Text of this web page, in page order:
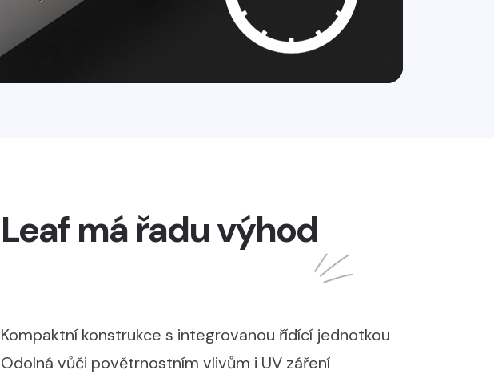
Leaf má řadu výhod
Kompaktní konstrukce s integrovanou řídící jednotkou
Odolná vůči povětrnostním vlivům i UV záření